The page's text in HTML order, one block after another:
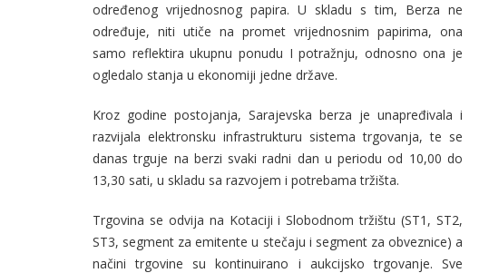
određenog vrijednosnog papira. U skladu s tim, Berza ne
određuje, niti utiče na promet vrijednosnim papirima, ona
samo reflektira ukupnu ponudu I potražnju, odnosno ona je
ogledalo stanja u ekonomiji jedne države.
Kroz godine postojanja, Sarajevska berza je unapređivala i
razvijala elektronsku infrastrukturu sistema trgovanja, te se
danas trguje na berzi svaki radni dan u periodu od 10,00 do
13,30 sati, u skladu sa razvojem i potrebama tržišta.
Trgovina se odvija na Kotaciji i Slobodnom tržištu (ST1, ST2,
ST3, segment za emitente u stečaju i segment za obveznice) a
načini trgovine su kontinuirano i aukcijsko trgovanje. Sve